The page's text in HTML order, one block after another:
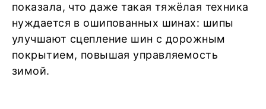
показала, что даже такая тяжёлая техника
нуждается в ошипованных шинах: шипы
улучшают сцепление шин с дорожным
покрытием, повышая управляемость
зимой.